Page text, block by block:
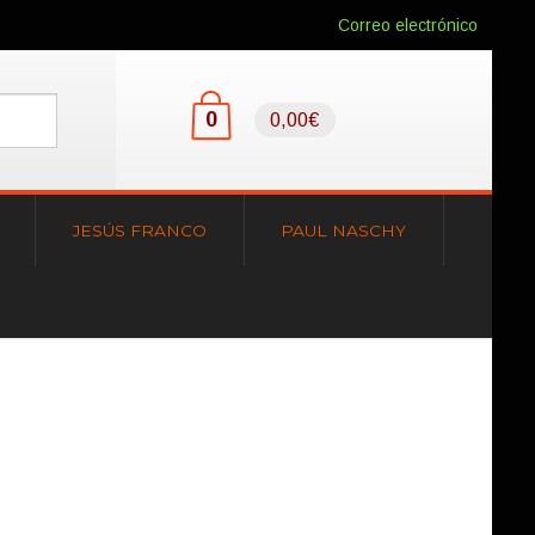
Correo electrónico
0 0,00€
JESÚS FRANCO PAUL NASCHY